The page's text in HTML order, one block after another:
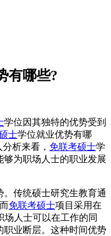
有哪些?
学位因其独特的优势受到
士学位就业优势有哪
析来看， 免联考硕士学
为职场人士的职业发展
。传统硕士研究生教育通
免联考硕士项目采用在
场人士可以在工作的同
职业断层。这种时间优势